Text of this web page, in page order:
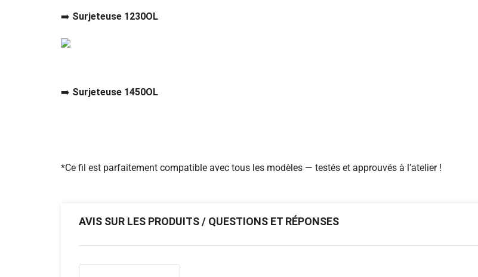
➡️ Surjeteuse 1230OL
➡️ Surjeteuse 1450OL
*Ce fil est parfaitement compatible avec tous les modèles — testés et approuvés à l’atelier !
AVIS SUR LES PRODUITS / QUESTIONS ET RÉPONSES